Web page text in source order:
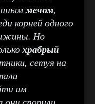
мечом,
корней одного
Но
храбрый
сетуя на
им